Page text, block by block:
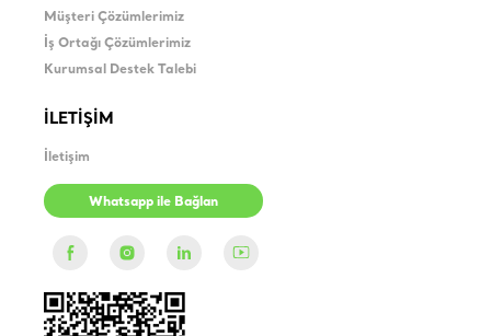
Müşteri Çözümlerimiz
İş Ortağı Çözümlerimiz
Kurumsal Destek Talebi
İLETİŞİM
İletişim
Whatsapp ile Bağlan